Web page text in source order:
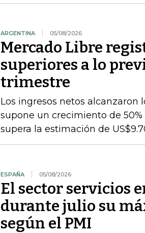
ARGENTINA 05/08/2026
Mercado Libre
superiores a lo
trimestre
Los ingresos netos alcanzaron
supone un crecimiento de
supera la estimación de
ESPAÑA 05/08/2026
El sector servicios
durante julio su
según el PMI